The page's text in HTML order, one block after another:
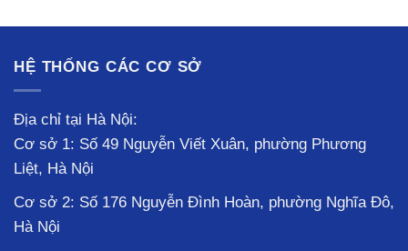
HỆ THỐNG CÁC CƠ SỞ
Địa chỉ tại Hà Nội:
Cơ sở 1: Số 49 Nguyễn Viết Xuân, phường Phương
Liệt, Hà Nội
Cơ sở 2: Số 176 Nguyễn Đình Hoàn, phường Nghĩa Đô,
Hà Nội